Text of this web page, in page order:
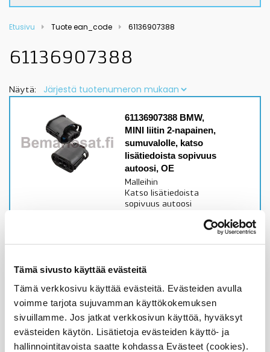
Tämä sivusto käyttää evästeitä
Tämä verkkosivu käyttää evästeitä. Evästeiden avulla
voimme tarjota sujuvamman käyttökokemuksen
sivuillamme. Jos jatkat verkkosivun käyttöä, hyväksyt
evästeiden käytön. Lisätietoja evästeiden käyttö- ja
hallinnointitavoista saatte kohdassa Evästeet (cookies).
Etusivu Tuote ean_code 61136907388
61136907388
Näytä:
61136907388 BMW,
MINI liitin 2-napainen,
sumuvalolle, katso
lisätiedoista sopivuus
autoosi, OE
Malleihin
Katso lisätiedoista
sopivuus autoosi
toimitusaika 1-3pv
2,52
Lisää ostoskoriin
Katso osan tiedot